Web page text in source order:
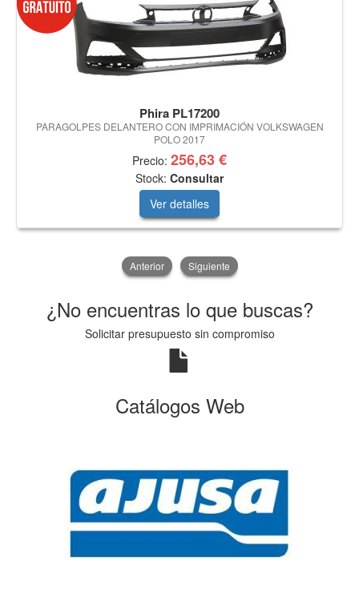
Phira PL17200
PARAGOLPES DELANTERO CON IMPRIMACIÓN VOLKSWAGEN
POLO 2017
Precio: 256,63 €
Stock: Consultar
Ver detalles
Anterior Siguiente
¿No encuentras lo que buscas?
Solicitar presupuesto sin compromiso
Catálogos Web